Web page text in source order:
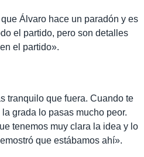
Álvaro hace un paradón y es
el partido, pero son detalles
el partido».
tranquilo que fuera. Cuando te
grada lo pasas mucho peor.
tenemos muy clara la idea y lo
que estábamos ahí».